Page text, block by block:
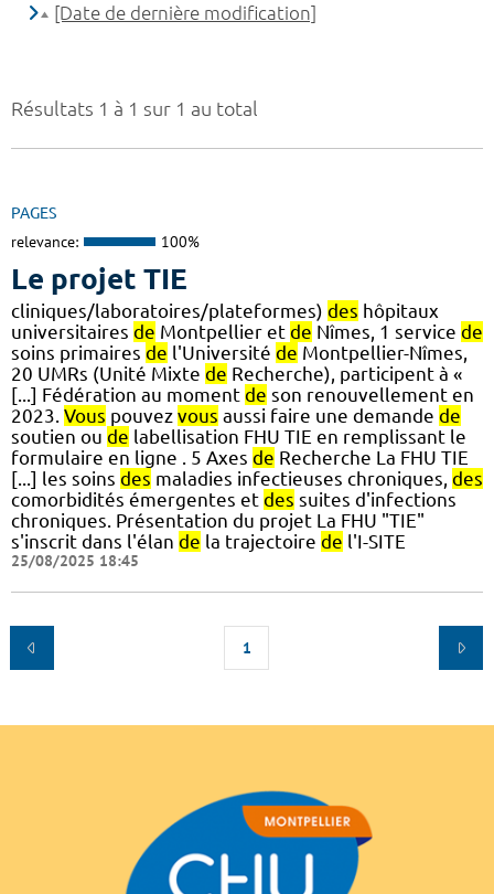
Résultats 1 à 1 sur 1 au total
PAGES
relevance: 100%
Le projet TIE
cliniques/laboratoires/plateformes) des hôpitaux
universitaires de Montpellier et de Nîmes, 1 service de
soins primaires de l'Université de Montpellier-Nîmes,
20 UMRs (Unité Mixte de Recherche), participent à «
[...] Fédération au moment de son renouvellement en
2023. Vous pouvez vous aussi faire une demande de
soutien ou de labellisation FHU TIE en remplissant le
formulaire en ligne . 5 Axes de Recherche La FHU TIE
[...] les soins des maladies infectieuses chroniques, des
comorbidités émergentes et des suites d'infections
chroniques. Présentation du projet La FHU "TIE"
s'inscrit dans l'élan de la trajectoire de l'I-SITE
25/08/2025 18:45
1
[Date de dernière modification]